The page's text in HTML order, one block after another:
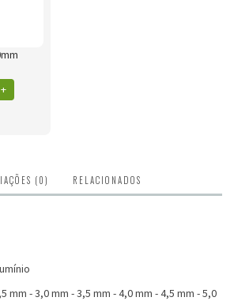
+
(0) RELACIONADOS
mm - 3,0 mm - 3,5 mm - 4,0 mm - 4,5 mm - 5,0